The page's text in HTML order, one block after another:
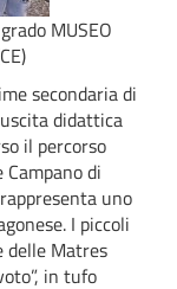
MUSEO
secondaria di
didattica
il percorso
di
uno
I piccoli
Matres
in tufo